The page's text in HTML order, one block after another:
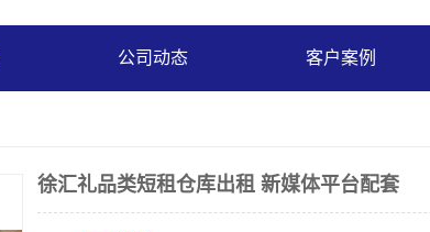
公司动态 客户案例
徐汇礼品类短租仓库出租 新媒体平台配套